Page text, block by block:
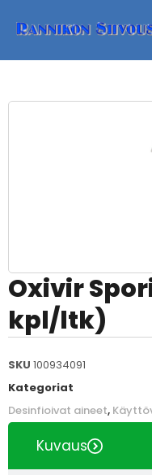
Oxivir
kpl/ltk)
SKU 100934091
Kategoriat
Desinfioivat aineet,
Kuvaus